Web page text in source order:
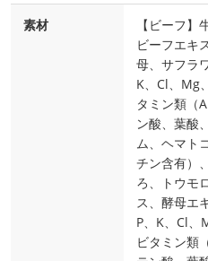
素材
【ビーフ】
ビーフエキ
母、サフラ
K、Cl、Mg
タミン類（
ン酸、葉酸
ム、ヘマト
チン含有）
ろ、トウモ
ス、酵母エ
P、K、Cl、
ビタミン類